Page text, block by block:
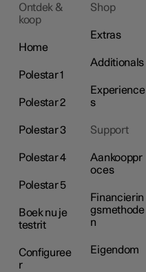
Ontdek &
koop
Home
Polestar 1
Polestar 2
Polestar 3
Polestar 4
Polestar 5
Boek nu je
testrit
Configuree
r
Shop
Extras
Additionals
Experience
s
Support
Aankooppr
oces
Financierin
gsmethode
n
Eigendom